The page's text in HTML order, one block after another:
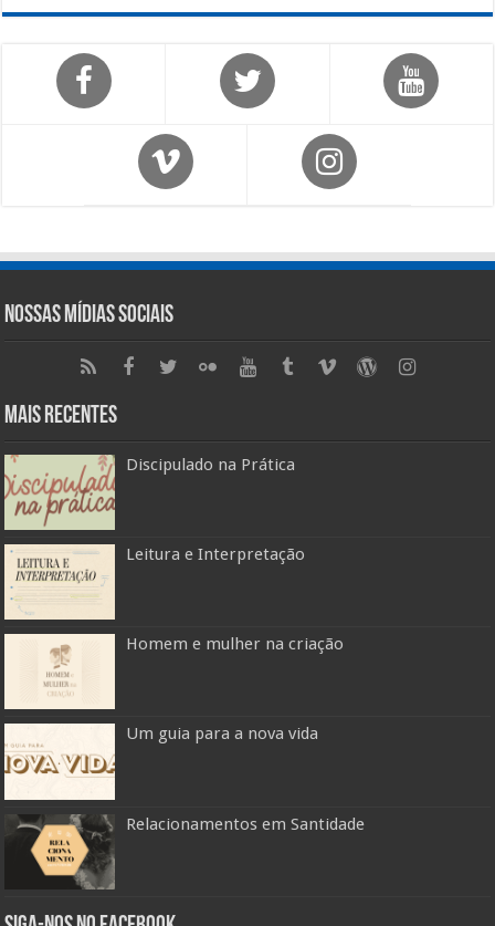
Nossas Mídias Sociais
Mais Recentes
Discipulado na Prática
Leitura e Interpretação
Homem e mulher na criação
Um guia para a nova vida
Relacionamentos em Santidade